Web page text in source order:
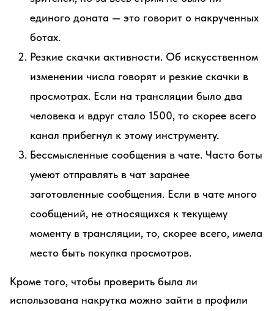
единого доната — это говорит о накрученных
ботах.
Резкие скачки активности. Об искусственном
изменении числа говорят и резкие скачки в
просмотрах. Если на трансляции было два
человека и вдруг стало 1500, то скорее всего
канал прибегнул к этому инструменту.
Бессмысленные сообщения в чате. Часто боты
умеют отправлять в чат заранее
заготовленные сообщения. Если в чате много
сообщений, не относящихся к текущему
моменту в трансляции, то, скорее всего, имела
место быть покупка просмотров.
Кроме того, чтобы проверить была ли
использована накрутка можно зайти в профили